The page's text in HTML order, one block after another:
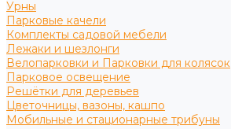
Урны
Парковые качели
Комплекты садовой мебели
Лежаки и шезлонги
Велопарковки и Парковки для колясок
Парковое освещение
Решётки для деревьев
Цветочницы, вазоны, кашпо
Мобильные и стационарные трибуны